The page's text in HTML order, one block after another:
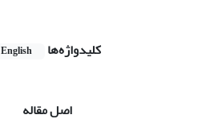
کلیدواژه‌ها
English
اصل مقاله